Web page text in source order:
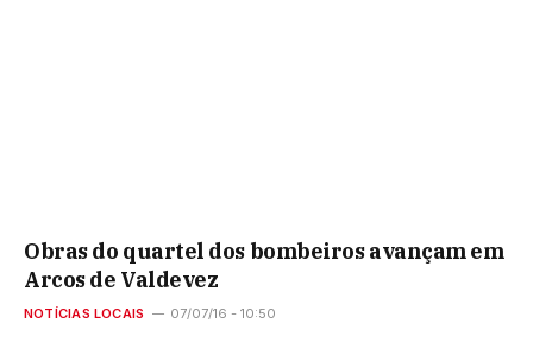
Obras do quartel dos bombeiros avançam em
Arcos de Valdevez
NOTÍCIAS LOCAIS 07/07/16 - 10:50